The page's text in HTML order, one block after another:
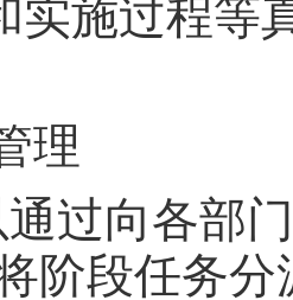
实施过程等
理
过向各部
阶段任务